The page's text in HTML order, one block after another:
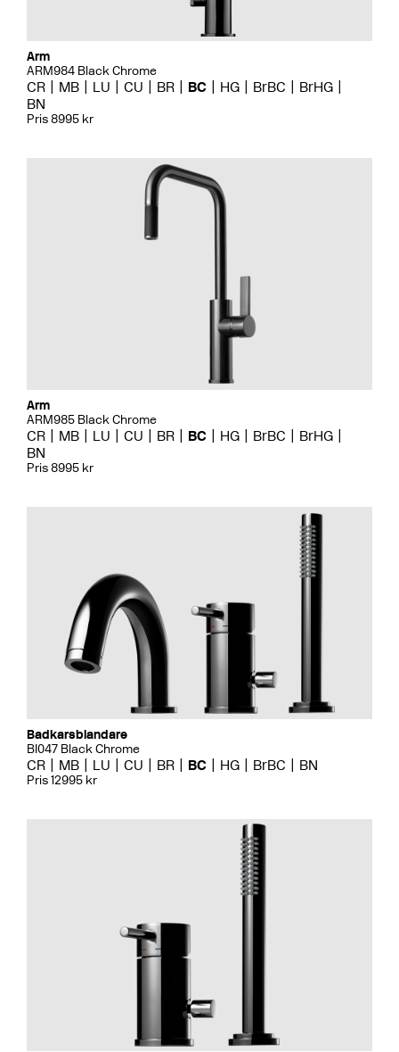
Arm
ARM984 Black Chrome
CR MB LU CU BR BC HG BrBC
BrHG
BN
Pris 8995 kr
Arm
ARM985 Black Chrome
CR MB LU CU BR BC HG BrBC
BrHG
BN
Pris 8995 kr
Badkarsblandare
BI047 Black Chrome
CR MB LU CU BR BC HG BrBC BN
Pris 12995 kr